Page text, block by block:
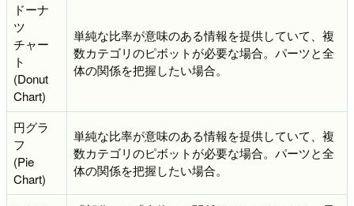
ドーナ
ツ
チャー
ト
(Donut
Chart)
単純な比率が意味のある情報を提供していて、複
数カテゴリのピボットが必要な場合。パーツと全
体の関係を把握したい場合。
円グラ
フ
(Pie
Chart)
単純な比率が意味のある情報を提供していて、複
数カテゴリのピボットが必要な場合。パーツと全
体の関係を把握したい場合。